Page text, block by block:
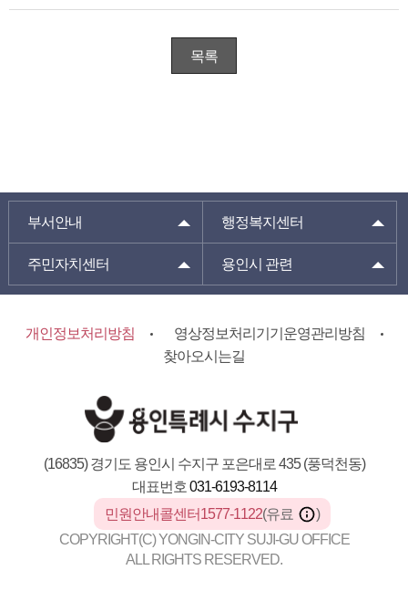
목록
부서안내 행정복지센터
주민자치센터 용인시 관련
개인정보처리방침
영상정보처리기기운영관리방침
찾아오시는길
(16835) 경기도 용인시 수지구 포은대로 435 (풍덕천동)
대표번호 031-6193-8114
민원안내콜센터1577-1122(유료
)
COPYRIGHT(C) YONGIN-CITY SUJI-GU OFFICE
ALL RIGHTS RESERVED.